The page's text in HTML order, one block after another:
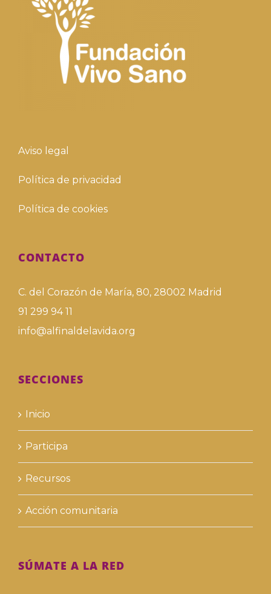
Aviso legal
Política de privacidad
Política de cookies
CONTACTO
C. del Corazón de María, 80, 28002 Madrid
91 299 94 11
info@alfinaldelavida.org
SECCIONES
Inicio
Participa
Recursos
Acción comunitaria
SÚMATE A LA RED